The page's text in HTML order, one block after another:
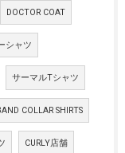
DOCTOR COAT
シャツ
サーマルTシャツ
COLLAR SHIRTS
CURLY店舗